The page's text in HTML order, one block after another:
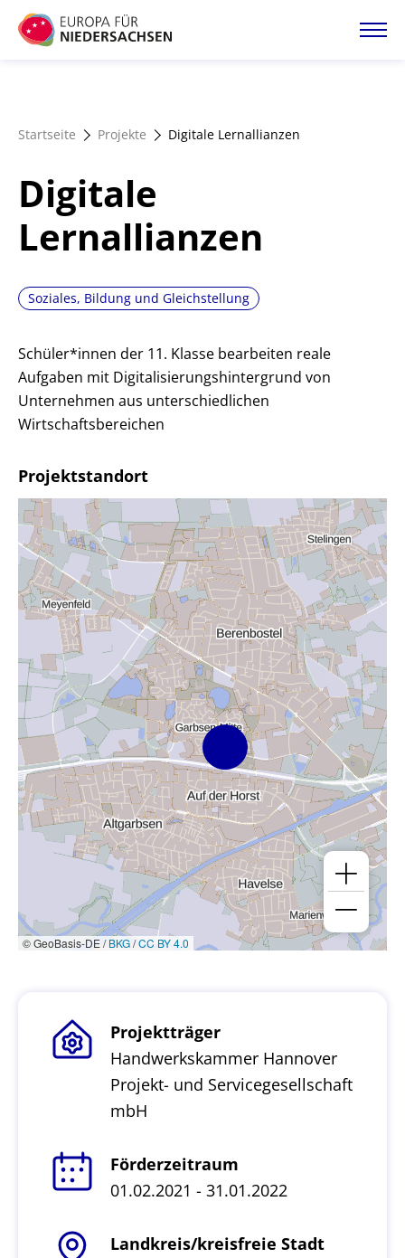
Direkt
zum
Förderangebote
Startseite Projekte Digitale Lernallianzen
Digitale
Lernallianzen
Soziales, Bildung und Gleichstellung
Schüler*innen der 11. Klasse bearbeiten reale
Aufgaben mit Digitalisierungshintergrund von
Unternehmen aus unterschiedlichen
Wirtschaftsbereichen
Projektstandort
© GeoBasis-DE /BKG/CC BY 4.0
Projektträger
Handwerkskammer Hannover
Projekt- und Servicegesellschaft
mbH
Förderzeitraum
01.02.2021 - 31.01.2022
Landkreis/kreisfreie Stadt